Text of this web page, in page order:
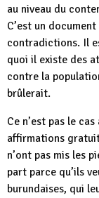
au niveau du
C’est un
contradictions. Il
quoi il existe des
contre la
brûlerait.
Ce n’est pas le
affirmations
n’ont pas mis les
part parce qu’ils
burundaises, qui